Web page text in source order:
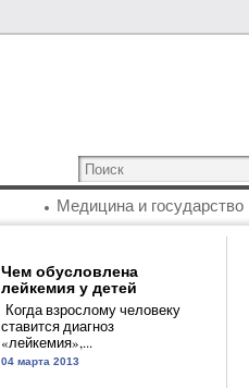
Медицина и государство
Чем обусловлена
лейкемия у детей
Когда взрослому человеку
ставится диагноз
«лейкемия»,...
04 марта 2013